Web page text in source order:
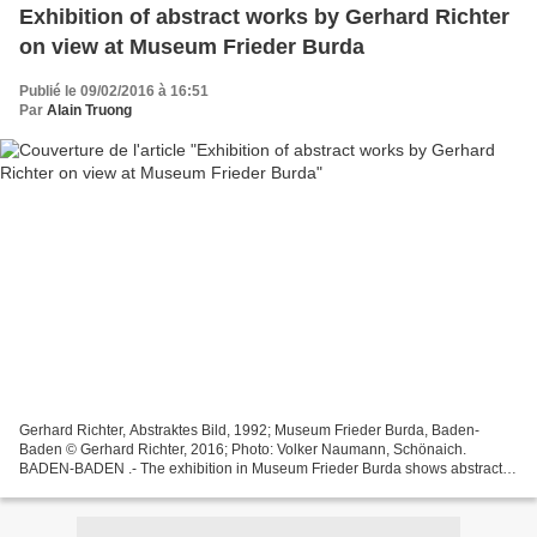
Exhibition of abstract works by Gerhard Richter
on view at Museum Frieder Burda
Publié le 09/02/2016 à 16:51
Par Alain Truong
Gerhard Richter, Abstraktes Bild, 1992; Museum Frieder Burda, Baden-
Baden © Gerhard Richter, 2016; Photo: Volker Naumann, Schönaich.
BADEN-BADEN .- The exhibition in Museum Frieder Burda shows abstract